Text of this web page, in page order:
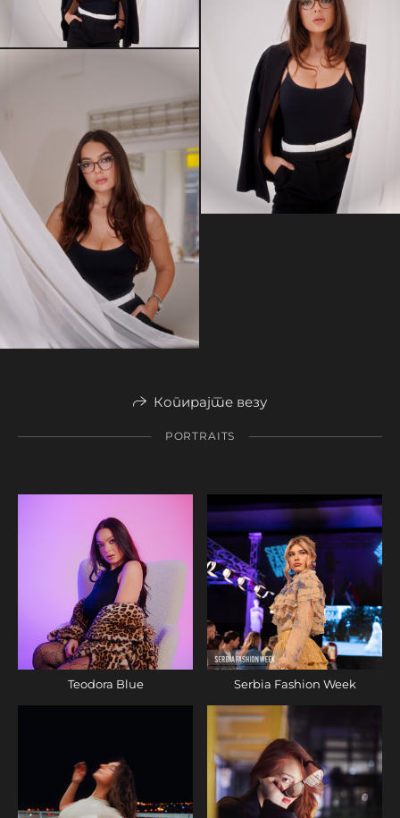
Копирајте везу
PORTRAITS
Teodora Blue Serbia Fashion Week